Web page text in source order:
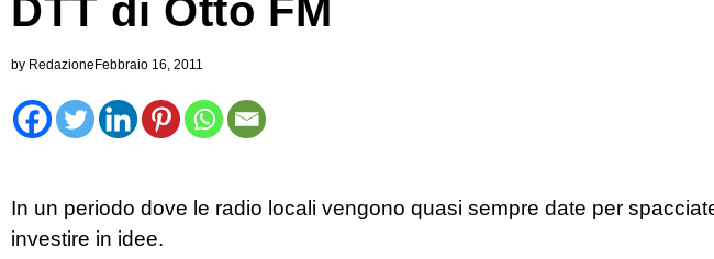
DTT di Otto FM
by Redazione Febbraio 16, 2011
In un periodo dove le radio locali vengono quasi sempre date per
investire in idee.